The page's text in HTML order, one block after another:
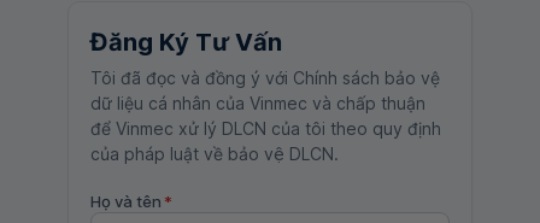
Đăng Ký Tư Vấn
Tôi đã đọc và đồng ý với Chính sách bảo vệ
dữ liệu cá nhân của Vinmec và chấp thuận
để Vinmec xử lý DLCN của tôi theo quy định
của pháp luật về bảo vệ DLCN.
Họ và tên *